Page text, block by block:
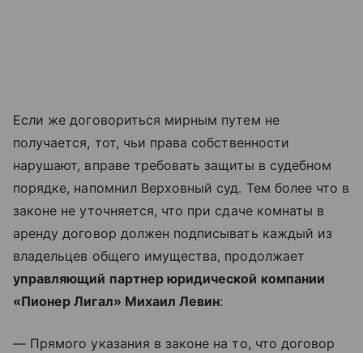
Если же договориться мирным путем не
получается, тот, чьи права собственности
нарушают, вправе требовать защиты в судебном
порядке, напомнил Верховный суд. Тем более что в
законе не уточняется, что при сдаче комнаты в
аренду договор должен подписывать каждый из
владельцев общего имущества, продолжает
управляющий партнер юридической компании
«Пионер Лигал» Михаил Левин:
— Прямого указания в законе на то, что договор